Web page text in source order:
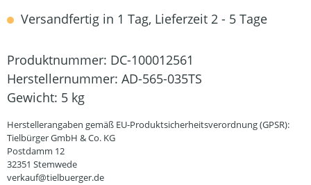
Versandfertig in 1 Tag, Lieferzeit 2 - 5 Tage
Produktnummer: DC-100012561
Herstellernummer: AD-565-035TS
Gewicht: 5 kg
Herstellerangaben gemäß EU-Produktsicherheitsverordnung (GPSR):
Tielbürger GmbH & Co. KG
Postdamm 12
32351 Stemwede
verkauf@tielbuerger.de